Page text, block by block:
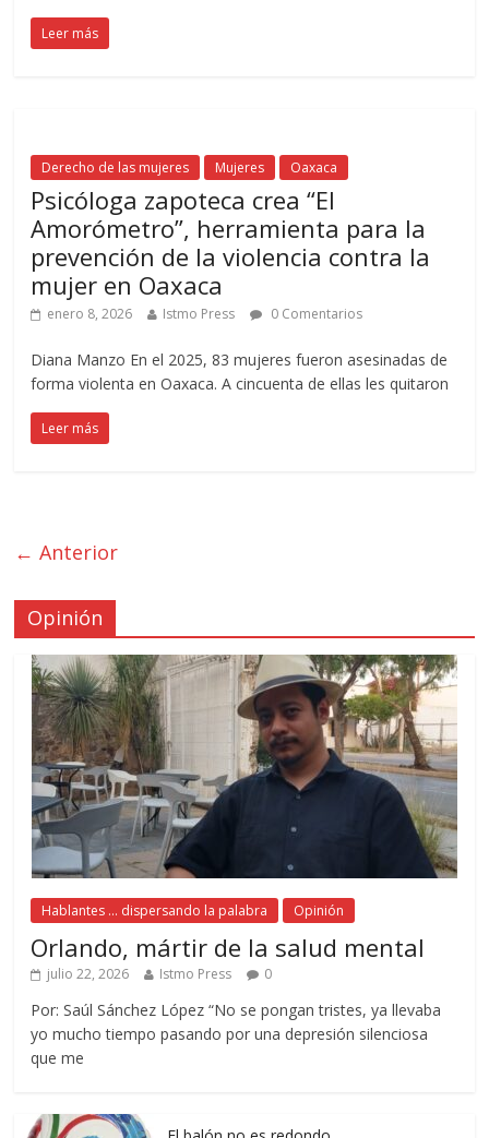
Leer más
Derecho de las mujeres Mujeres Oaxaca
Psicóloga zapoteca crea “El
Amorómetro”, herramienta para la
prevención de la violencia contra la
mujer en Oaxaca
enero 8, 2026 Istmo Press 0 Comentarios
Diana Manzo En el 2025, 83 mujeres fueron asesinadas de
forma violenta en Oaxaca. A cincuenta de ellas les quitaron
Leer más
← Anterior
Opinión
Hablantes ... dispersando la palabra Opinión
Orlando, mártir de la salud mental
julio 22, 2026 Istmo Press 0
Por: Saúl Sánchez López “No se pongan tristes, ya llevaba
yo mucho tiempo pasando por una depresión silenciosa
que me